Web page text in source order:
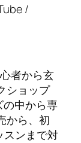
/
者から玄
ショップ
の中から専
から、初
スンまで対